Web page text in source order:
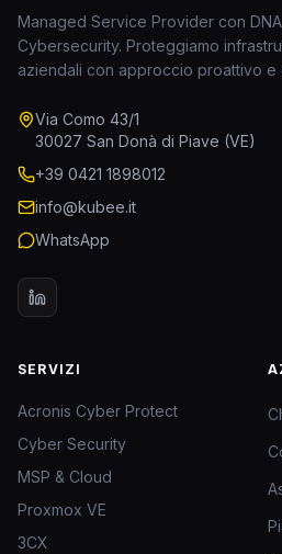
Managed Service Provider con DNA
Cybersecurity. Proteggiamo
aziendali con approccio proattivo e
Via Como 43/1
30027 San Donà di Piave (VE)
+39 0421 1898012
info@kubee.it
WhatsApp
SERVIZI
Acronis Cyber Protect
Cyber Security
MSP & Cloud
Proxmox VE
3CX